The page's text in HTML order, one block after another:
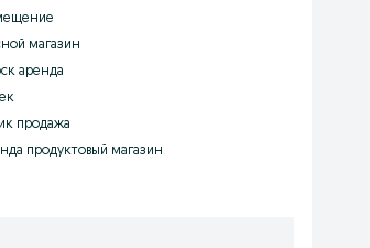
магазин
аренда
продажа
продуктовый магазин